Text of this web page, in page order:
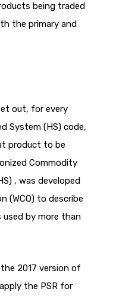
being traded
the primary and
out, for every
System (HS) code,
product to be
Commodity
, was developed
(WCO) to describe
by more than
2017 version of
the PSR for